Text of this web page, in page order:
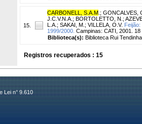
15.
CARBONELL, S.A.M ; GONCALVES,
J.C.V.N.A. ; BORTOLETTO, N. ;
L.A. ; SAKAI, M. ; VILLELA, O.V.
1999/2000. Campinas: CATI, 2001.
Biblioteca(s): Biblioteca Rui Tendinha.
Registros recuperados : 15
Lei n° 9.610